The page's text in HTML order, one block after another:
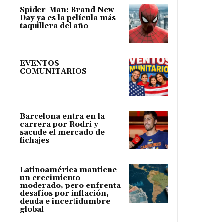
Spider-Man: Brand New
Day ya es la película más
taquillera del año
EVENTOS
COMUNITARIOS
Barcelona entra en la
carrera por Rodri y
sacude el mercado de
fichajes
Latinoamérica mantiene
un crecimiento
moderado, pero enfrenta
desafíos por inflación,
deuda e incertidumbre
global